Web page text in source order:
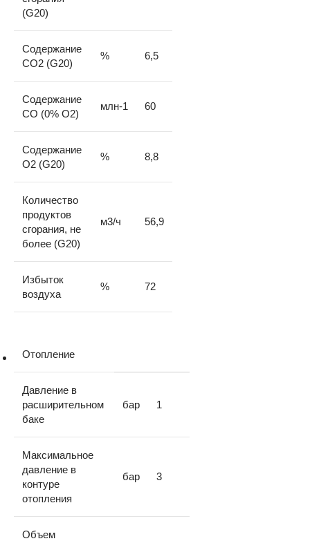
(G20)
Содержание
CO2 (G20)
% 6,5
Содержание
CO (0% O2)
млн-1 60
Содержание
O2 (G20)
% 8,8
Количество
продуктов
сгорания, не
более (G20)
м3/ч 56,9
Избыток
воздуха
% 72
Отопление
Давление в
расширительном
баке
бар 1
Максимальное
давление в
контуре
отопления
бар 3
Объем